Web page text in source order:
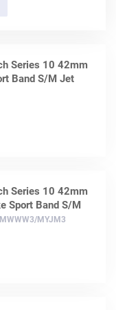
Series 10 42mm
Band S/M Jet
Series 10 42mm
Sport Band S/M
MWWW3/MYJM3